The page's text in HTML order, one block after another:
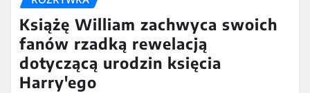
Książę William zachwyca swoich
fanów rzadką rewelacją
dotyczącą urodzin księcia
Harry'ego